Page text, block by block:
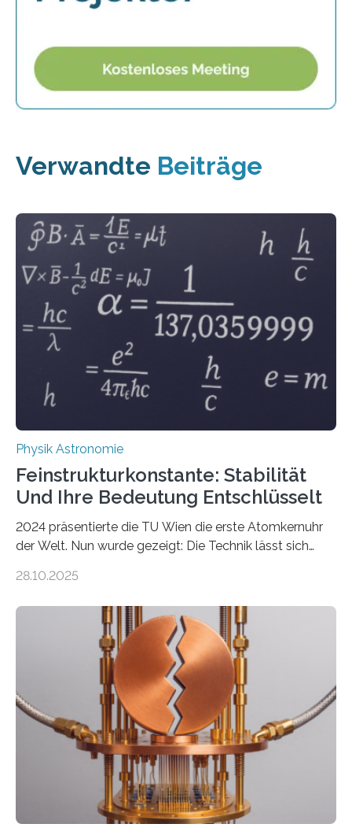
Verwandte Beiträge
Physik Astronomie
Feinstrukturkonstante: Stabilität
Und Ihre Bedeutung Entschlüsselt
2024 präsentierte die TU Wien die erste Atomkernuhr
der Welt. Nun wurde gezeigt: Die Technik lässt sich
fundamentalen Physik nachzugehen. Thorium-
Messungen verwenden. Das hatte man jahrzehntelang
vermutet, weltweit war nach den passenden
Atomkern-Zuständen gesucht worden, 2024 gelang
einem Team der TU Wien mit Unterstützung
internationaler Partner der entscheidende Durchbruch:
Der lange diskutierte Thorium-Kernübergang wurde
gefunden. Kurz darauf konnte man zeigen, dass sich
Thorium tatsächlich nutzen lässt, um hochpräzise…
28.10.2025